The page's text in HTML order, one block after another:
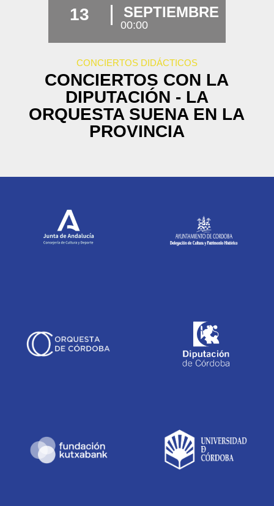
13 SEPTIEMBRE
00:00
CONCIERTOS DIDÁCTICOS
CONCIERTOS CON LA
DIPUTACIÓN - LA
ORQUESTA SUENA EN LA
PROVINCIA